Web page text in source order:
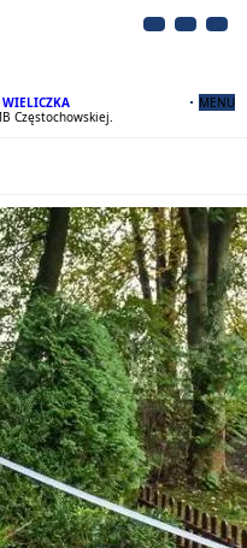
WIELICZKA MENU
Częstochowskiej.